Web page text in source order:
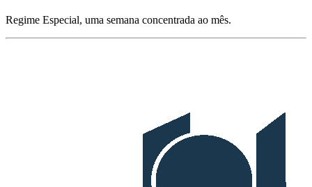
Regime Especial, uma semana concentrada ao mês.